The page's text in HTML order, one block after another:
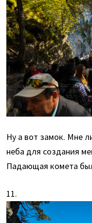
Ну а вот замок. Мне
неба для создания
Падающая комета
11.